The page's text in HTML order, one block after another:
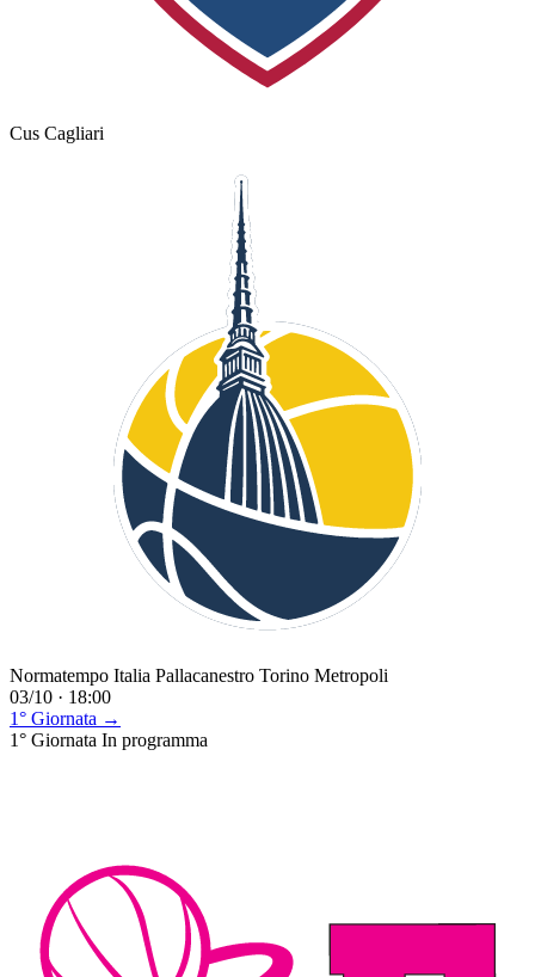
Cus Cagliari
Normatempo Italia Pallacanestro Torino Metropoli
03/10 · 18:00
1° Giornata →
1° Giornata In programma